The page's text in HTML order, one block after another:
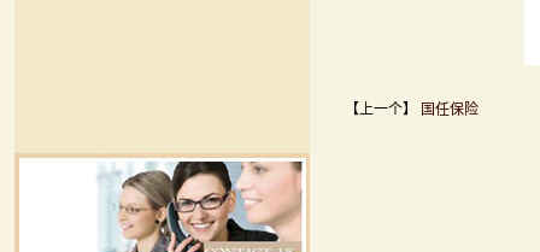
【上一个】 国任保险